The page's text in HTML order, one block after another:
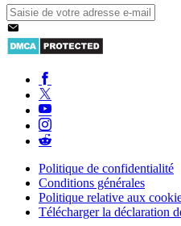
Politique de confidentialité
Conditions générales
Politique relative aux
Télécharger la déclaration